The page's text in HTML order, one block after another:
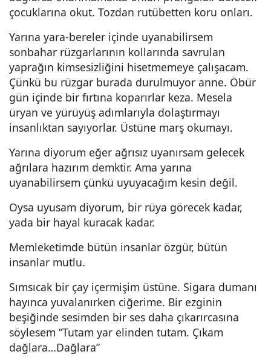
çocuklarına okut. Tozdan rutübetten koru onları.
Yarına yara-bereler içinde uyanabilirsem
sonbahar rüzgarlarının kollarında savrulan
yaprağın kimsesizliğini hisetmemeye çalışacam.
Çünkü bu rüzgar burada durulmuyor anne. Öbür
gün içinde bir fırtına koparırlar keza. Mesela
üryan ve yürüyüş adımlarıyla dolaştırmayı
insanlıktan sayıyorlar. Üstüne marş okumayı.
Yarına diyorum eğer ağrısız uyanırsam gelecek
ağrılara hazırım demktir. Ama yarına
uyanabilirsem çünkü uyuyacağım kesin değil.
Oysa uyusam diyorum, bir rüya görecek kadar,
yada bir hayal kuracak kadar.
Memleketimde bütün insanlar özgür, bütün
insanlar mutlu.
Sımsıcak bir çay içermişim üstüne. Sigara dumanı
hayınca yuvalanırken ciğerime. Bir ezginin
beşiğinde sesimden bir ses daha çıkarırcasına
söylesem “Tutam yar elinden tutam. Çıkam
dağlara…Dağlara”